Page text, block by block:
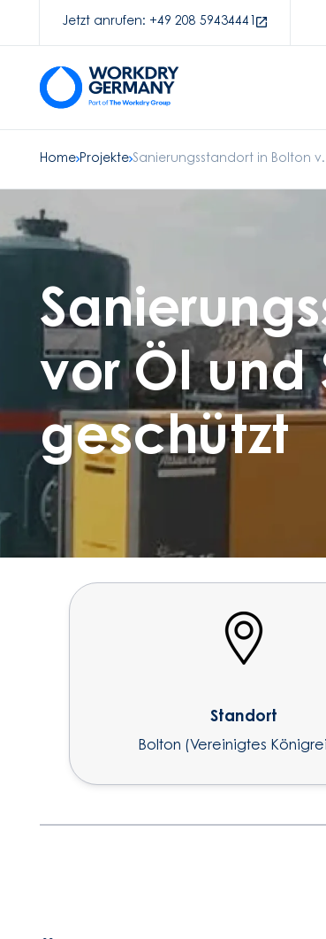
Jetzt anrufen: +49 208 59434441
Home Projekte Sanierungsstandort in Bolton
vor Öl und
geschützt
Standort
Bolton (Vereinigtes